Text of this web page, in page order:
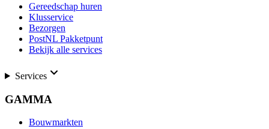
Gereedschap huren
Klusservice
Bezorgen
PostNL Pakketpunt
Bekijk alle services
Services
GAMMA
Bouwmarkten